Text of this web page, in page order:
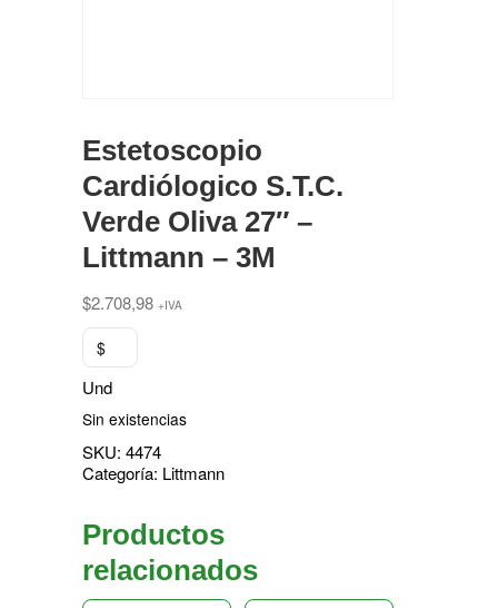
Estetoscopio
Cardiólogico S.T.C.
Verde Oliva 27″ –
Littmann – 3M
$2.708,98 +IVA
$
Und
Sin existencias
SKU: 4474
Categoría: Littmann
Productos
relacionados